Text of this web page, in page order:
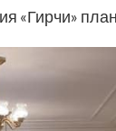
«Гирчи»